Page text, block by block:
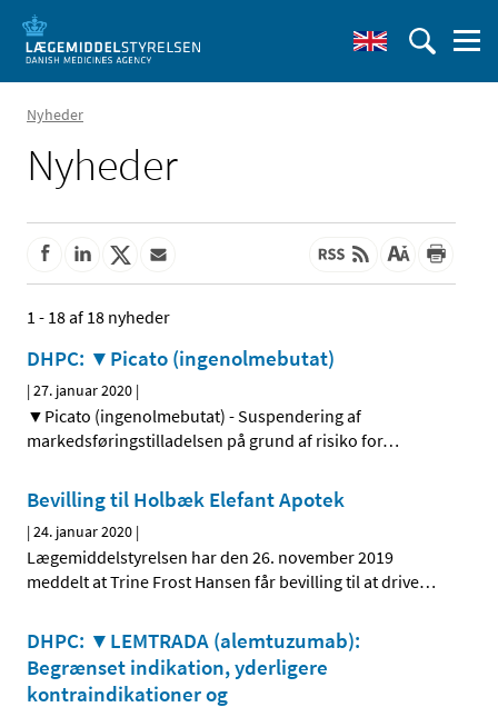
Nyheder
Nyheder
1 - 18 af 18 nyheder
DHPC: ▼Picato (ingenolmebutat)
|27. januar 2020 |
▼Picato (ingenolmebutat) - Suspendering af
markedsføringstilladelsen på grund af risiko for…
Bevilling til Holbæk Elefant Apotek
|24. januar 2020 |
Lægemiddelstyrelsen har den 26. november 2019
meddelt at Trine Frost Hansen får bevilling til at drive…
DHPC: ▼LEMTRADA (alemtuzumab):
Begrænset indikation, yderligere
kontraindikationer og